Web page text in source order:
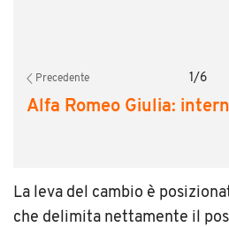
Precedente 1/6
Alfa Romeo Giulia:
La leva del cambio è
che delimita nettamente il